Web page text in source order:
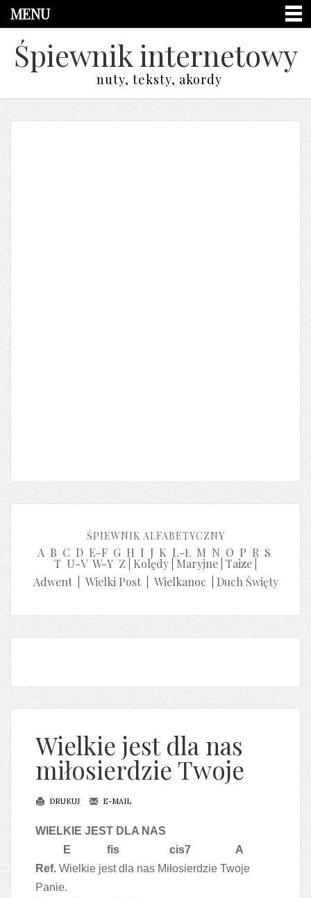
MENU
Śpiewnik internetowy
nuty, teksty, akordy
ŚPIEWNIK ALFABETYCZNY
A B C D E-F G H I J K L-Ł M N O P R S
T U-V W-Y Z Kolędy Maryjne Taize
Adwent| Wielki Post| Wielkanoc Duch Święty
Wielkie jest dla nas
miłosierdzie Twoje
DRUKUJ E-MAIL
WIELKIE JEST DLA NAS
E
fis cis7
A
Ref. Wielkie jest dla nas Miłosierdzie Twoje
Panie.